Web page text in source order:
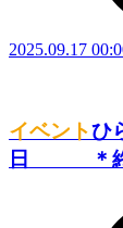
2025.09.17
イベントひ
日 ＊終